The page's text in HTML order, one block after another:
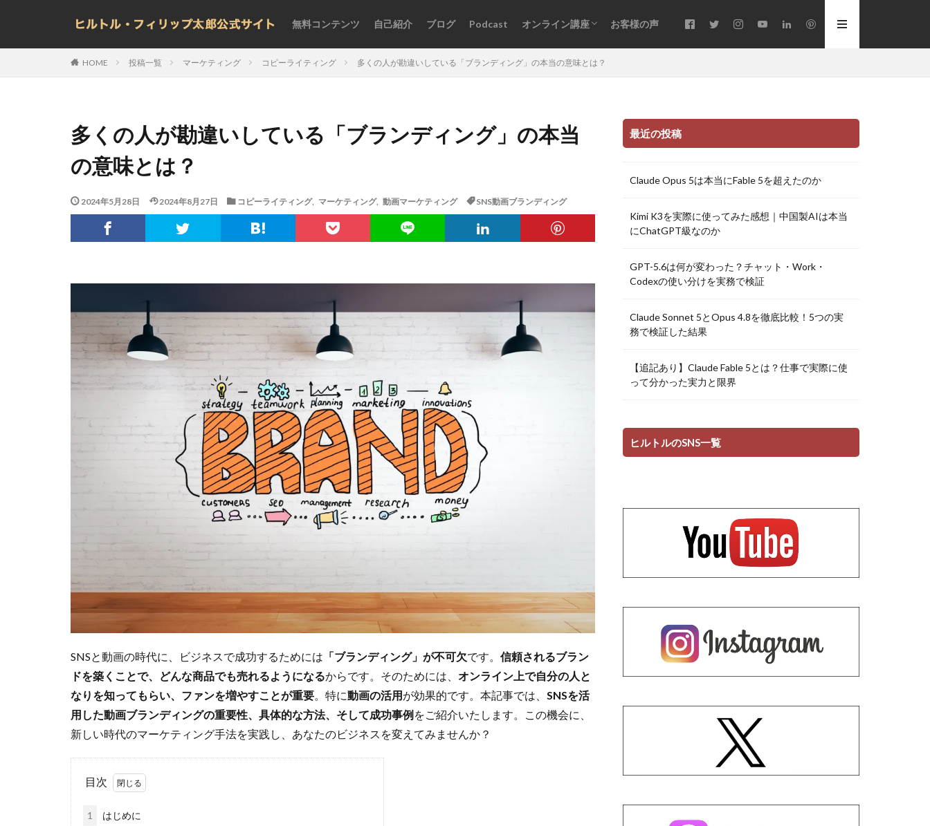
無料コンテンツ 自己紹介 ブログ Podcast オンライン講座 お客様の声
HOME 投稿一覧 マーケティング コピーライティング 多くの人が勘違いしている「ブランディング」の本当の意味とは？
多くの人が勘違いしている「ブランディング」の本当
の意味とは？
2024年5月28日 2024年8月27日 コピーライティング, マーケティング, 動画マーケティング SNS動画ブランディング
SNSと動画の時代に、ビジネスで成功するためには 「ブランディング」が不可欠です。 信頼されるブラン
ドを築くことで、どんな商品でも売れるようになるからです。そのためには、 オンライン上で自分の人と
なりを知ってもらい、ファンを増やすことが重要 。特に動画の活用が効果的です。本記事では、 SNSを活
用した動画ブランディングの重要性、具体的な方法、そして成功事例をご紹介いたします。この機会に、
新しい時代のマーケティング手法を実践し、あなたのビジネスを変えてみませんか？
目次
1 はじめに
最近の投稿
Claude Opus 5は本当にFable 5を超えたのか
Kimi K3を実際に使ってみた感想｜中国製AIは本当
にChatGPT級なのか
GPT-5.6は何が変わった？チャット・Work・
Codexの使い分けを実務で検証
Claude Sonnet 5とOpus 4.8を徹底比較！5つの実
務で検証した結果
【追記あり】Claude Fable 5とは？仕事で実際に使
って分かった実力と限界
ヒルトルのSNS一覧